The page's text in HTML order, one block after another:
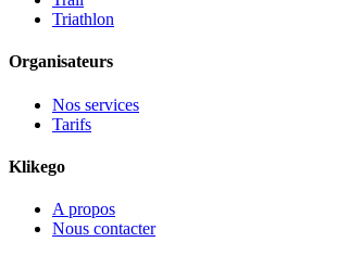
Triathlon
Organisateurs
Nos services
Tarifs
Klikego
A propos
Nous contacter